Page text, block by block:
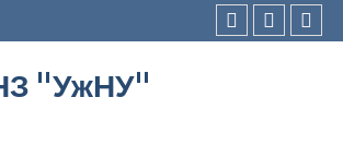
Facebookyoutube
"УжНУ"